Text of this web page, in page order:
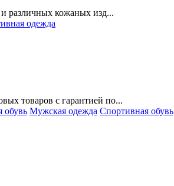
различных кожаных изд...
одежда
товаров с гарантией по...
обувь Мужская одежда Спортивная обувь